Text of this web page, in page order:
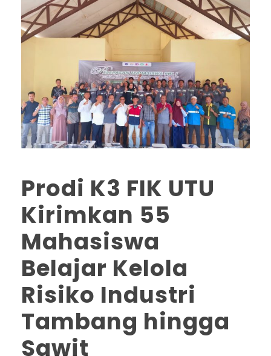
Prodi K3 FIK UTU
Kirimkan 55
Mahasiswa
Belajar Kelola
Risiko Industri
Tambang hingga
Sawit